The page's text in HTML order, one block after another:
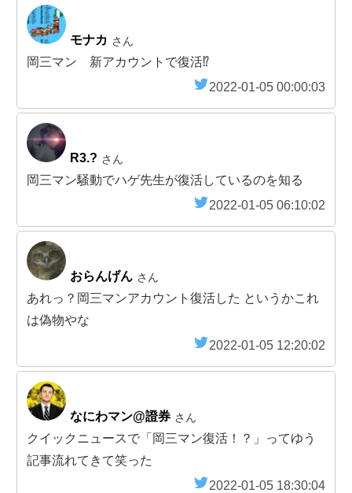
モナカ さん
岡三マン 新アカウントで復活⁉️
2022-01-05 00:00:03
R3.? さん
岡三マン騒動でハゲ先生が復活しているのを知る
2022-01-05 06:10:02
おらんげん さん
あれっ？岡三マンアカウント復活した というかこれ
は偽物やな
2022-01-05 12:20:02
なにわマン@證券 さん
クイックニュースで「岡三マン復活！？」ってゆう
記事流れてきて笑った
2022-01-05 18:30:04